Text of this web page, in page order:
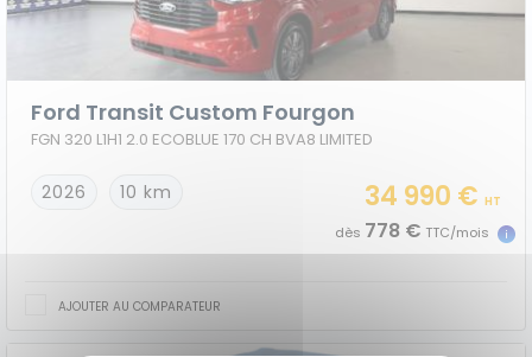
Ford Transit Custom Fourgon
FGN 320 L1H1 2.0 ECOBLUE 170 CH BVA8 LIMITED
2026 10 km 34 990 € HT
dès 778 € TTC/mois
AJOUTER AU COMPARATEUR